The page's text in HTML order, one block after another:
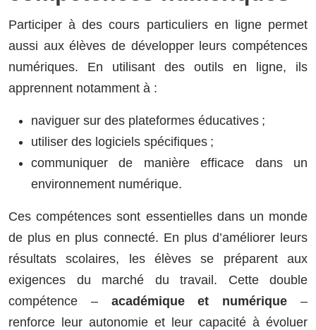
Participer à des cours particuliers en ligne permet
aussi aux élèves de développer leurs compétences
numériques. En utilisant des outils en ligne, ils
apprennent notamment à :
naviguer sur des plateformes éducatives ;
utiliser des logiciels spécifiques ;
communiquer de manière efficace dans un
environnement numérique.
Ces compétences sont essentielles dans un monde
de plus en plus connecté. En plus d’améliorer leurs
résultats scolaires, les élèves se préparent aux
exigences du marché du travail. Cette double
compétence – académique et numérique –
renforce leur autonomie et leur capacité à évoluer